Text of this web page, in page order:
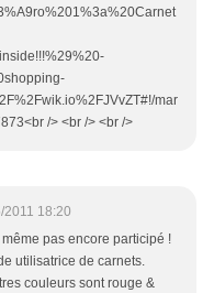
mar
/> <br /> <br />
2011 18:20
pas encore participé !
utilisatrice de carnets.
couleurs sont rouge &